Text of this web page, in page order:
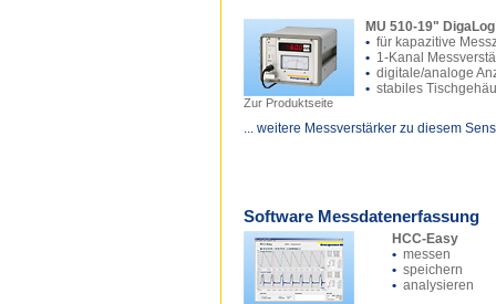
Zur Produktseite
MU 510-19" DigaLog
• für kapazitive
• 1-Kanal
• digitale/analoge
• stabiles
... weitere Messverstärker zu diesem
Software Messdatenerfassung
HCC-Easy
• messen
• speichern
• analysieren